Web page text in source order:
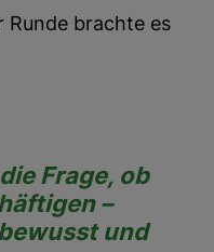
Runde brachte es
Frage, ob
–
und